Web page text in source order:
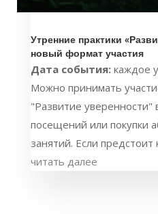
Утренние практики
новый формат участия
Дата события: каждое
Можно принимать
"Развитие уверенности"
посещений или покупки
занятий. Если предстоит
читать далее